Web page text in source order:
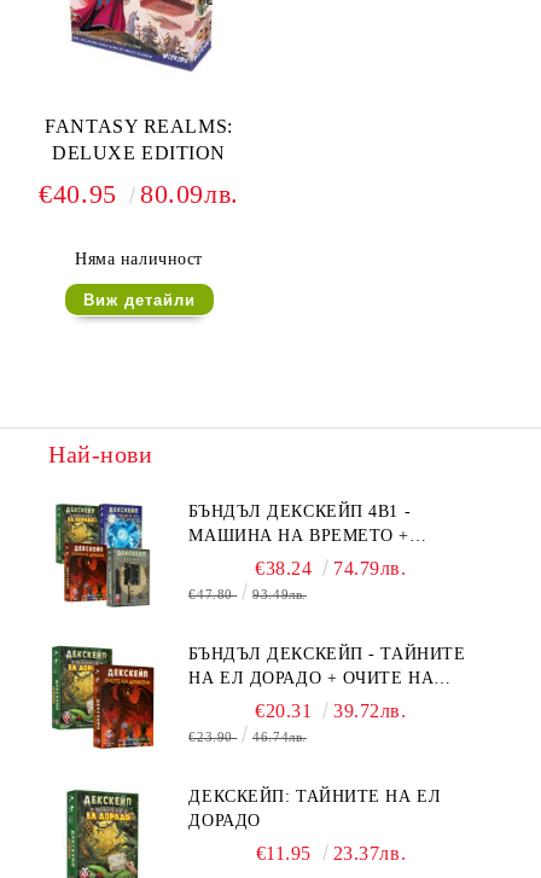
FANTASY REALMS:
DELUXE EDITION
€40.95 80.09лв.
Няма наличност
Виж детайли
Най-нови
БЪНДЪЛ ДЕКСКЕЙП 4В1 -
МАШИНА НА ВРЕМЕТО +
БЯГСТВО ОТ АЛКАТРАЗ +
ТАЙНИТЕ НА ЕЛ ДОРАДО +
€38.24 74.79лв.
€47.80 93.49лв.
БЪНДЪЛ ДЕКСКЕЙП - ТАЙНИТЕ
НА ЕЛ ДОРАДО + ОЧИТЕ НА
ДРАКОНА€20.31 39.72лв.
€23.90 46.74лв.
ДЕКСКЕЙП: ТАЙНИТЕ НА ЕЛ
ДОРАДО
€11.95 23.37лв.